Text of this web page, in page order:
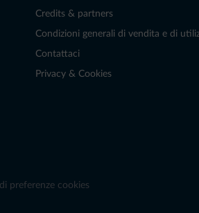
Credits & partners
Condizioni generali di vendita e di
Contattaci
Privacy & Cookies
preferenze cookies